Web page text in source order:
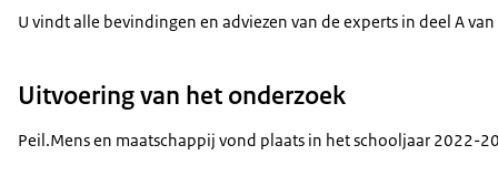
“Integreer basisvaardigheden in de
“Onderzoek wat leerlingen met Nederlands al
U vindt alle bevindingen en adviezen van de experts in deel A
Uitvoering van het onderzoek
Peil.Mens en maatschappij vond plaats in het schooljaar 2022-